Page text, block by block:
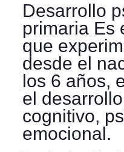
Desarrollo
primaria Es
que
desde el
los 6 años,
el
cognitivo,
emocional.